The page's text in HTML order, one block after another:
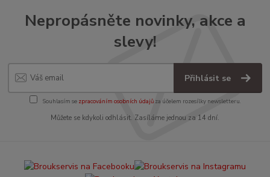
Nepropásněte novinky, akce a
slevy!
Přihlásit se
Souhlasím se zpracováním osobních údajůza účelem rozesílky newsletteru.
Můžete se kdykoli odhlásit. Zasíláme jednou za 14 dní.